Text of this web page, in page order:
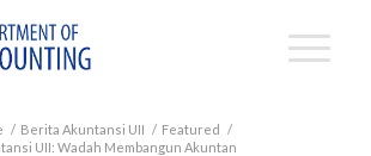
/ Berita Akuntansi UII / Featured /
UII: Wadah Membangun Akuntan